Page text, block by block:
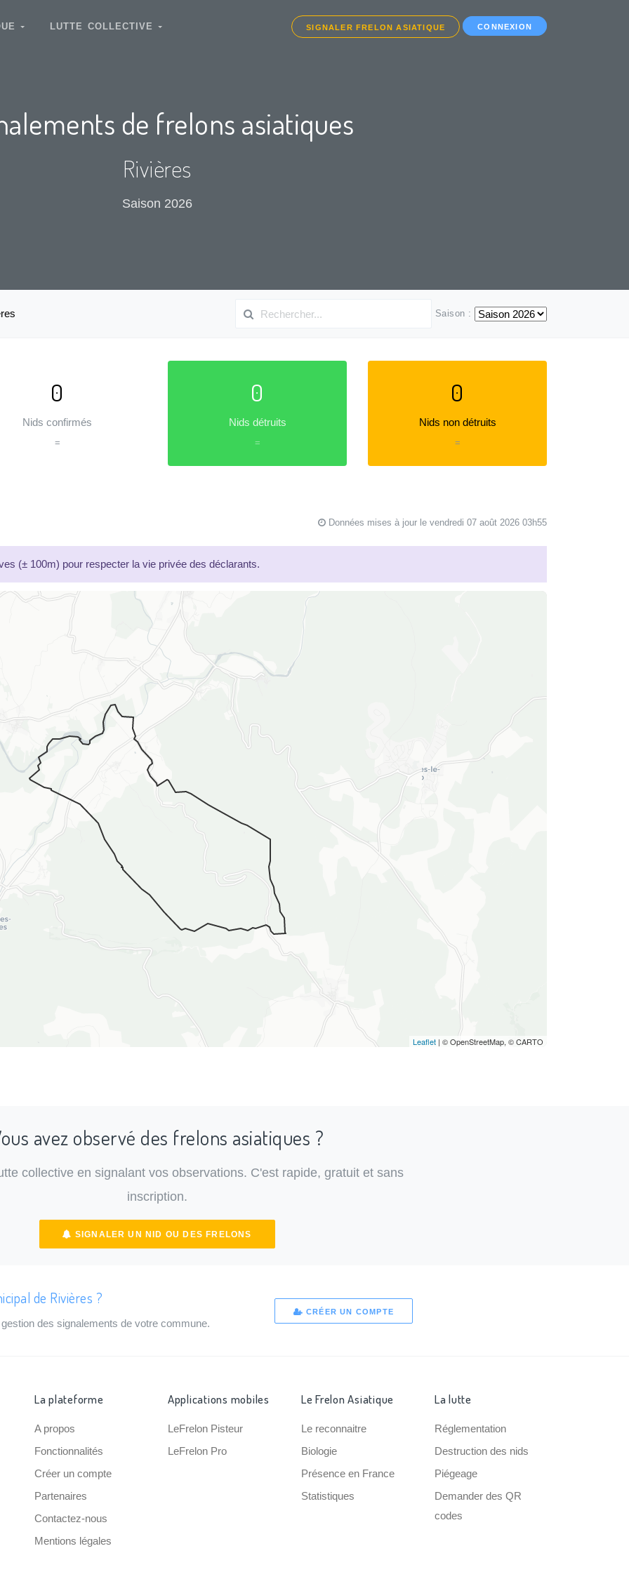
LUTTE COLLECTIVE SIGNALER FRELON ASIATIQUE CONNEXION
de frelons asiatiques
Rivières
Saison 2026
Saison :
0
Nids confirmés
=
0
Nids détruits
=
0
Nids non détruits
=
Données mises à jour le vendredi 07 août 2026 03h55
(± 100m) pour respecter la vie privée des déclarants.
Leaflet | © OpenStreetMap, © CARTO
avez observé des frelons asiatiques ?
collective en signalant vos observations. C'est rapide, gratuit et sans
inscription.
SIGNALER UN NID OU DES FRELONS
de Rivières ?
des signalements de votre commune.
CRÉER UN COMPTE
La plateforme
A propos
Fonctionnalités
Créer un compte
Partenaires
Contactez-nous
Mentions légales
Applications mobiles
LeFrelon Pisteur
LeFrelon Pro
Le Frelon Asiatique
Le reconnaitre
Biologie
Présence en France
Statistiques
La lutte
Réglementation
Destruction des nids
Piégeage
Demander des QR
codes